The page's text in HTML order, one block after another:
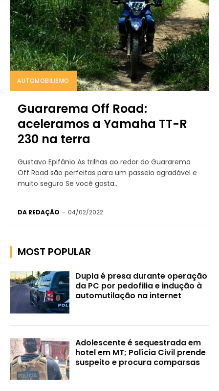
AUTOMOBILISMO
Guararema Off Road:
aceleramos a Yamaha TT-R
230 na terra
Gustavo Epifânio As trilhas ao redor do Guararema
Off Road são perfeitas para um passeio agradável e
muito seguro Se você gosta...
DA REDAÇÃO - 04/02/2022
MOST POPULAR
Dupla é presa durante operação
da PC por pedofilia e indução à
automutilação na internet
Adolescente é sequestrada em
hotel em MT; Polícia Civil prende
suspeito e procura comparsas